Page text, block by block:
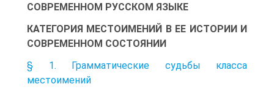
СОВРЕМЕННОМ РУССКОМ ЯЗЫКЕ
КАТЕГОРИЯ МЕСТОИМЕНИЙ В ЕЕ ИСТОРИИ И
СОВРЕМЕННОМ СОСТОЯНИИ
§ 1. Грамматические судьбы класса
местоимений